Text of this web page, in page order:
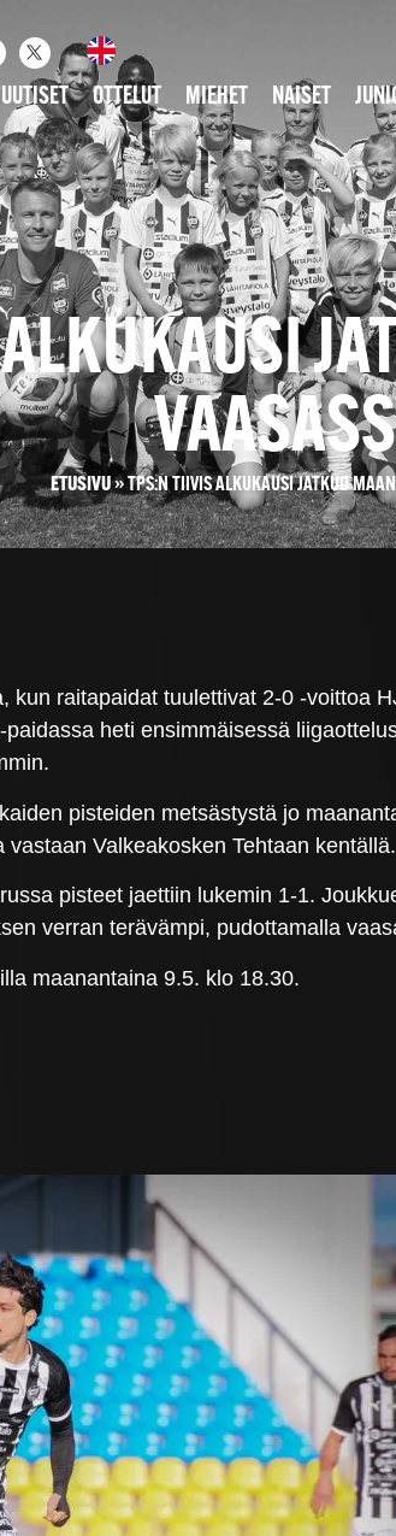
UUTISET OTTELUT MIEHET NAISET
ETUSIVU»TPS:N TIIVIS ALKUKAUSI JATKUU
kun raitapaidat tuulettivat 2-0 -voittoa
heti ensimmäisessä
pisteiden metsästystä jo
Valkeakosken Tehtaan kentällä.
pisteet jaettiin lukemin 1-1.
verran terävämpi, pudottamalla
maanantaina 9.5. klo 18.30.